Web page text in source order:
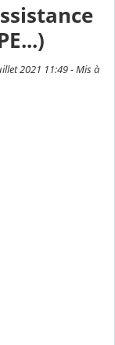
2021 11:49 - Mis à